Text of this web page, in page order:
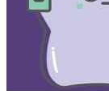
牡丹江医科大学
牡丹江医科大学
牡丹江医科大学
牡丹江医科大学